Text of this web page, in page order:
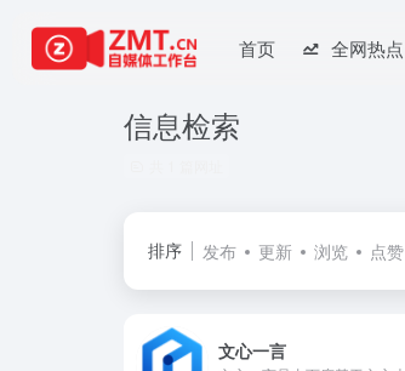
首页 全网热点
信息检索
排序 发布 更新 浏览 点赞
文心一言